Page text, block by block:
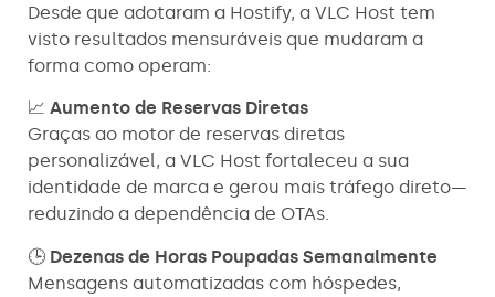
Desde que adotaram a Hostify, a VLC Host tem
visto resultados mensuráveis que mudaram a
forma como operam:
📈 Aumento de Reservas Diretas
Graças ao motor de reservas diretas
personalizável, a VLC Host fortaleceu a sua
identidade de marca e gerou mais tráfego direto—
reduzindo a dependência de OTAs.
🕒 Dezenas de Horas Poupadas Semanalmente
Mensagens automatizadas com hóspedes,